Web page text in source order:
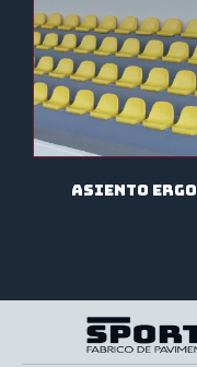
asiento ergo